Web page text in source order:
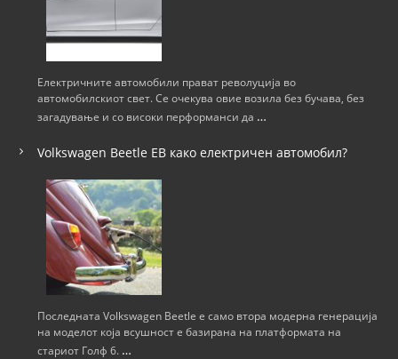
н
Електричните автомобили прават револуција во
автомобилскиот свет. Се очекува овие возила без бучава, без
загадување и со високи перформанси да …
Volkswagen Beetle ЕВ како електричен автомобил?
Последната Volkswagen Beetle е само втора модерна генерација
на моделот која всушност е базирана на платформата на
стариот Голф 6. …